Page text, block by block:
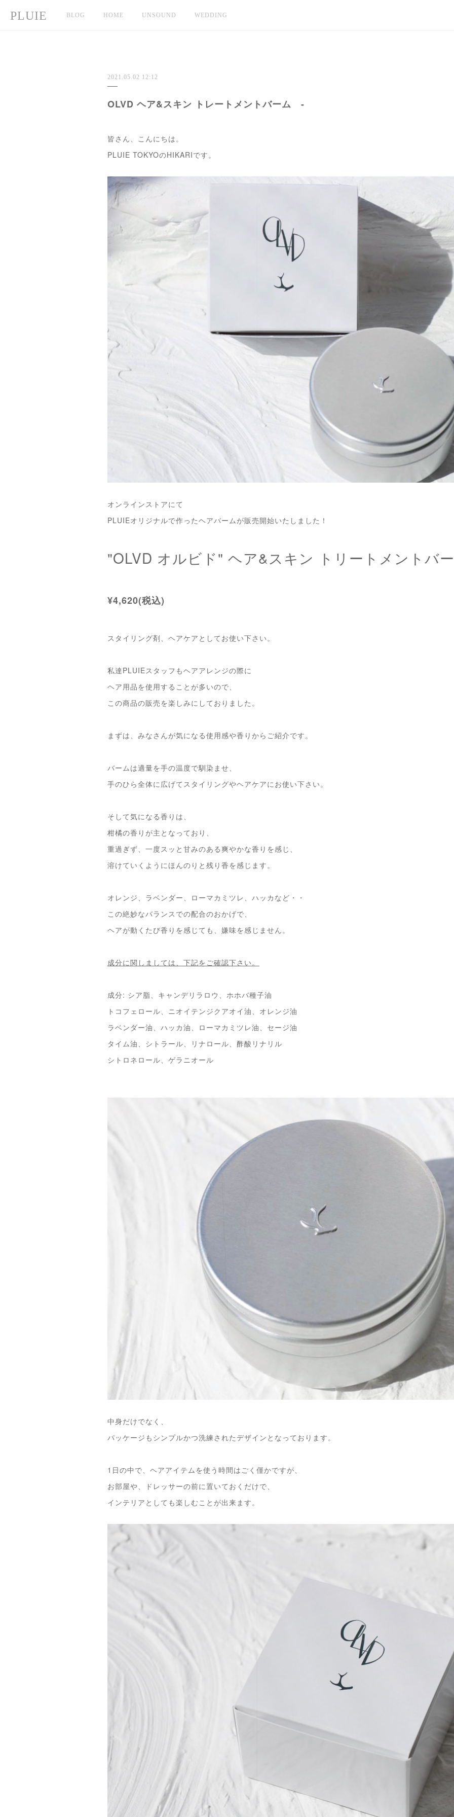
PLUIE BLOG HOME UNSOUND WEDDING
2021.05.02 12:12
OLVD ヘア&スキン トレートメントバーム -
皆さん、こんにちは。
PLUIE TOKYOのHIKARIです。
オンラインストアにて
PLUIEオリジナルで作ったヘアバームが販売開始いたしました！
"OLVD オルビド" ヘア&スキン トリートメントバ
¥4,620(税込)
スタイリング剤、ヘアケアとしてお使い下さい。
私達PLUIEスタッフもヘアアレンジの際に
ヘア用品を使用することが多いので、
この商品の販売を楽しみにしておりました。
まずは、みなさんが気になる使用感や香りからご紹介です。
バームは適量を手の温度で馴染ませ、
手のひら全体に広げてスタイリングやヘアケアにお使い下さい。
そして気になる香りは、
柑橘の香りが主となっており、
重過ぎず、一度スッと甘みのある爽やかな香りを感じ、
溶けていくようにほんのりと残り香を感じます。
オレンジ、ラベンダー、ローマカミツレ、ハッカなど・・
この絶妙なバランスでの配合のおかげで、
ヘアが動くたび香りを感じても、嫌味を感じません。
成分に関しましては、下記をご確認下さい。
成分: シア脂、キャンデリラロウ、ホホバ種子油
トコフェロール、ニオイテンジクアオイ油、オレンジ油
ラベンダー油、ハッカ油、ローマカミツレ油、セージ油
タイム油、シトラール、リナロール、酢酸リナリル
シトロネロール、ゲラニオール
中身だけでなく、
パッケージもシンプルかつ洗練されたデザインとなっております。
1日の中で、ヘアアイテムを使う時間はごく僅かですが、
お部屋や、ドレッサーの前に置いておくだけで、
インテリアとしても楽しむことが出来ます。